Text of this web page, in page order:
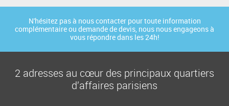
N'hésitez pas à nous contacter pour toute information
complémentaire ou demande de devis, nous nous engageons à
vous répondre dans les 24h!
2 adresses au cœur des principaux quartiers
d’affaires parisiens